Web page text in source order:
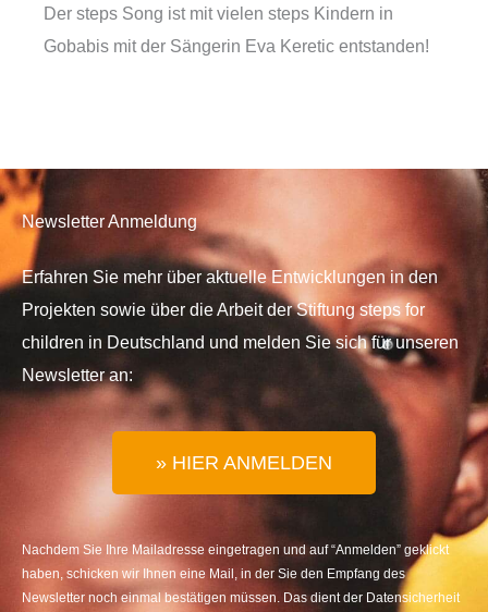
Der steps Song ist mit vielen steps Kindern in
Gobabis mit der Sängerin Eva Keretic entstanden!
Newsletter Anmeldung
Erfahren Sie mehr über aktuelle Entwicklungen in den
Projekten sowie über die Arbeit der Stiftung steps for
children in Deutschland und melden Sie sich für unseren
Newsletter an:
» HIER ANMELDEN
Nachdem Sie Ihre Mailadresse eingetragen und auf “Anmelden” geklickt
haben, schicken wir Ihnen eine Mail, in der Sie den Empfang des
Newsletter noch einmal bestätigen müssen. Das dient der Datensicherheit